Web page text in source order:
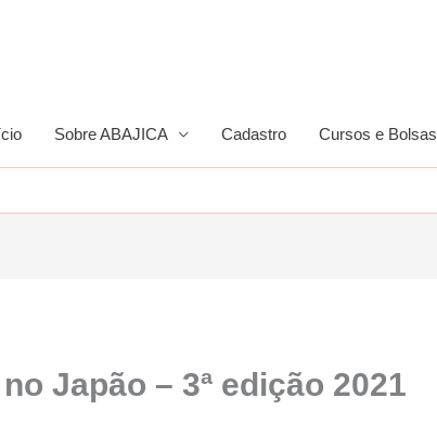
Sobre ABAJICA Cadastro Cursos e Bolsas
Japão – 3ª edição 2021